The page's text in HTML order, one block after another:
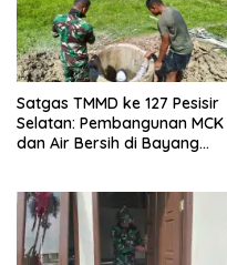
Satgas TMMD ke 127 Pesisir
Selatan: Pembangunan MCK
dan Air Bersih di Bayang